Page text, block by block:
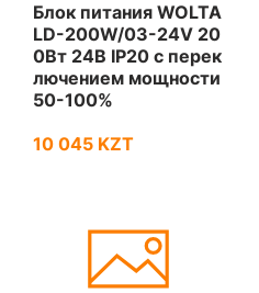
Блок питания WOLTA
LD-200W/03-24V 20
0Вт 24В IP20 с перек
лючением мощности
50-100%
10 045 KZT